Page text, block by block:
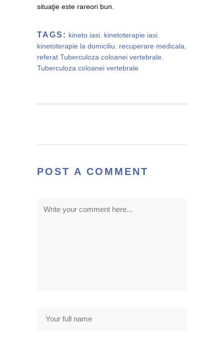
situaţie este rareori bun.
TAGS: kineto iasi kinetoterapie iasi
kinetoterapie la domiciliu
recuperare medicala
referat Tuberculoza coloanei vertebrale
Tuberculoza coloanei vertebrale
POST A COMMENT